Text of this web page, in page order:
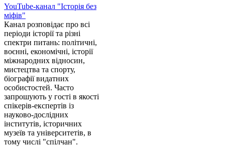
YouTube-канал "Історія без
міфів"
Канал розповідає про всі
періоди історії та різні
спектри питань: політичні,
воєнні, економічні, історії
міжнародних відносин,
мистецтва та спорту,
біографії видатних
особистостей. Часто
запрошують у гості в якості
спікерів-експертів із
науково-дослідних
інститутів, історичних
музеїв та університетів, в
тому числі "спілчан".